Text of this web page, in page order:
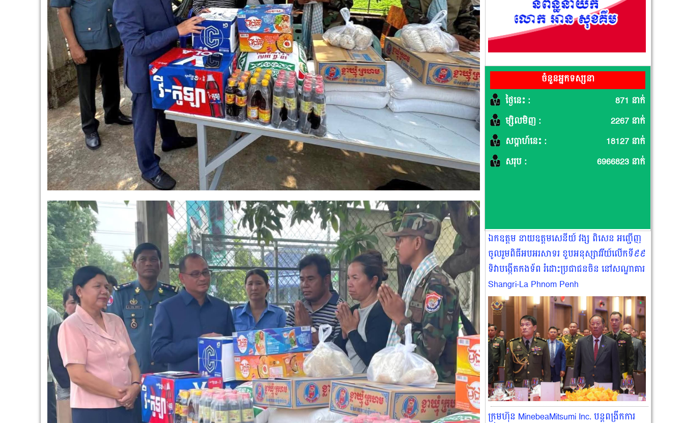
ចំនួនអ្នកទស្សនា
ថ្ងៃនេះ :
871 នាក់
ម្សិលមិញ :
2267 នាក់
សប្តាហ៍នេះ :
18127 នាក់
សរុប :
6966823 នាក់
ឯកឧត្តម នាយឧត្ដមសេនីយ៍ វង្ស ពិសេន អញ្ជើញ
ចូលរួមពិធីអបអរសាទរ ខួបអនុស្សាវរីយ៍លេីកទី៩៩
ទិវាបង្កេីតកងទ័ព រំដោះប្រជាជនចិន នៅសណ្ឋាគារ
Shangri-La Phnom Penh
ក្រុមហ៊ុន MinebeaMitsumi Inc. បន្តពង្រីកការ